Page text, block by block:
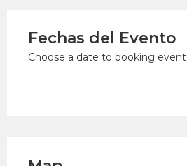
Fechas del Evento
Choose a date to booking event